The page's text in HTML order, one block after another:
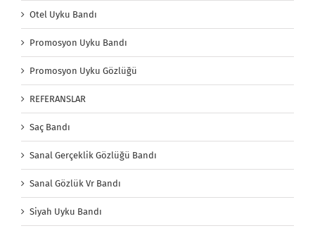
Otel Uyku Bandı
Promosyon Uyku Bandı
Promosyon Uyku Gözlüğü
REFERANSLAR
Saç Bandı
Sanal Gerçeklik Gözlüğü Bandı
Sanal Gözlük Vr Bandı
Siyah Uyku Bandı